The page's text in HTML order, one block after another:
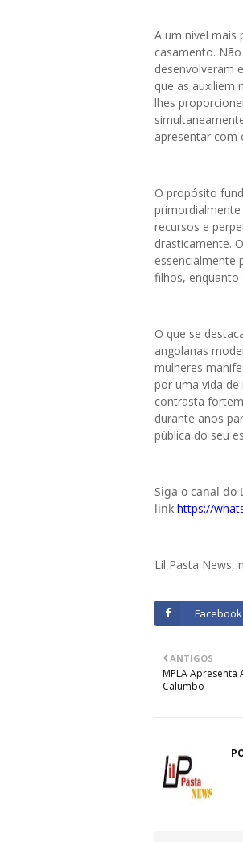
A um nível mais
casamento.
desenvolveram
que as auxiliem
lhes
apresentar com
O propósito
recursos e
drasticamente.
essencialmente
filhos, enquanto
O que se
angolanas
mulheres
por uma vida de
contrasta
durante anos
pública do seu
Siga o canal do
link https://
Lil Pasta News,
Facebook
ANTIGOS
MPLA Apresenta
Calumbo